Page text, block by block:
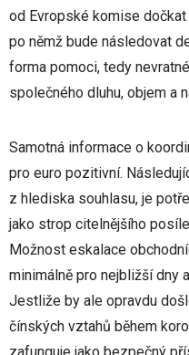
od Evropské komise
po němž bude následovat
forma pomoci, tedy
společného dluhu, objem a
Samotná informace o
pro euro pozitivní.
z hlediska souhlasu, je
jako strop citelnějšího
Možnost eskalace
minimálně pro nejbližší dny
Jestliže by ale opravdu
čínských vztahů během
zafunguje jako bezpečný